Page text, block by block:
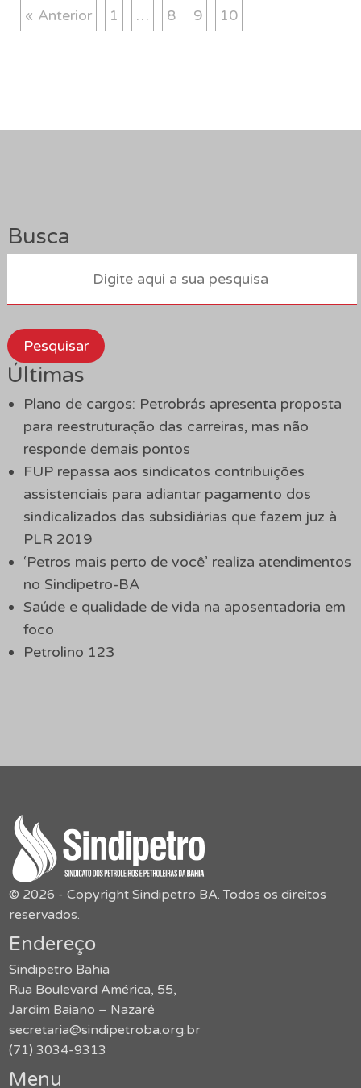
« Anterior 1 … 8 9 10
Busca
Pesquisar
Últimas
Plano de cargos: Petrobrás apresenta proposta
para reestruturação das carreiras, mas não
responde demais pontos
FUP repassa aos sindicatos contribuições
assistenciais para adiantar pagamento dos
sindicalizados das subsidiárias que fazem juz à
PLR 2019
‘Petros mais perto de você’ realiza atendimentos
no Sindipetro-BA
Saúde e qualidade de vida na aposentadoria em
foco
Petrolino 123
© 2026 - Copyright Sindipetro BA. Todos os direitos
reservados.
Endereço
Sindipetro Bahia
Rua Boulevard América, 55,
Jardim Baiano – Nazaré
secretaria@sindipetroba.org.br
(71) 3034-9313
Menu